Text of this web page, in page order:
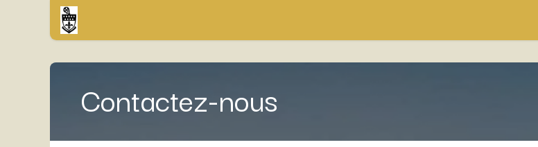
Overslaan naar inhoud
Contactez-nous